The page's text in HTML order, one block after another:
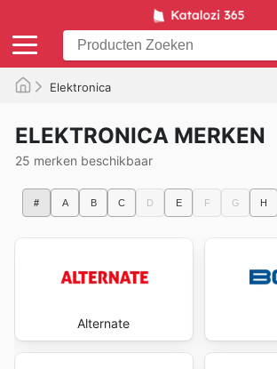
Elektronica
ELEKTRONICA MERKEN
25 merken beschikbaar
# A B C D E F G H
Alternate